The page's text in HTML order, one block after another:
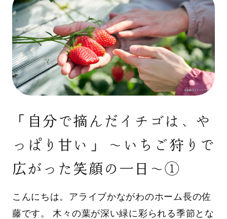
「自分で摘んだイチゴは、や
っぱり甘い」 〜いちご狩りで
広がった笑顔の一日〜①
こんにちは。アライブかながわのホーム長の佐
藤です。 木々の葉が深い緑に彩られる季節とな